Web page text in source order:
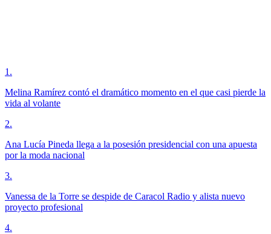
1 .
Melina Ramírez contó el dramático momento en el que casi pierde la
vida al volante
2.
Ana Lucía Pineda llega a la posesión presidencial con una apuesta
por la moda nacional
3.
Vanessa de la Torre se despide de Caracol Radio y alista nuevo
proyecto profesional
4.